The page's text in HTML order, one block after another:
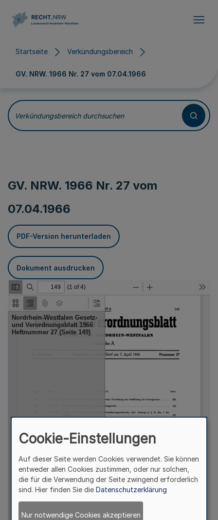
Startseite Verkündungsbereich
GV. NRW. 1966 Nr. 27 vom 07.04.1966
Verkündungsbereich durchsuchen
GV. NRW. 1966 Nr. 27 vom
07.04.1966
PDF-Version herunterladen
Dokument ausdrucken
Cookie-Einstellungen
Auf dieser Seite werden Cookies verwendet. Sie können
entweder allen Cookies zustimmen, oder nur solchen,
die für die Verwendung der Seite zwingend erforderlich
sind. Hier finden Sie die Datenschutzerklärung
Nur notwendige Cookies akzeptieren